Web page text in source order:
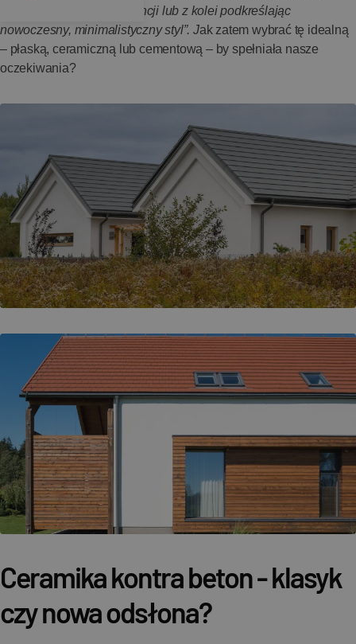
posesji, dodając jej elegancji lub z kolei podkreślając
nowoczesny, minimalistyczny styl”. Jak zatem wybrać tę idealną
– płaską, ceramiczną lub cementową – by spełniała nasze
oczekiwania?
Ceramika kontra beton - klasyk
czy nowa odsłona?